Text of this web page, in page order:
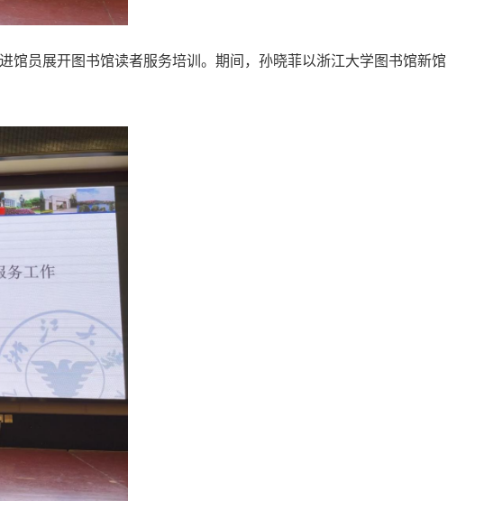
馆员展开图书馆读者服务培训。期间，孙晓菲以浙江大学图书馆新馆